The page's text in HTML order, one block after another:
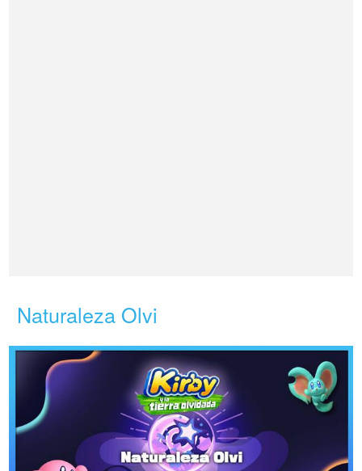
Naturaleza Olvi